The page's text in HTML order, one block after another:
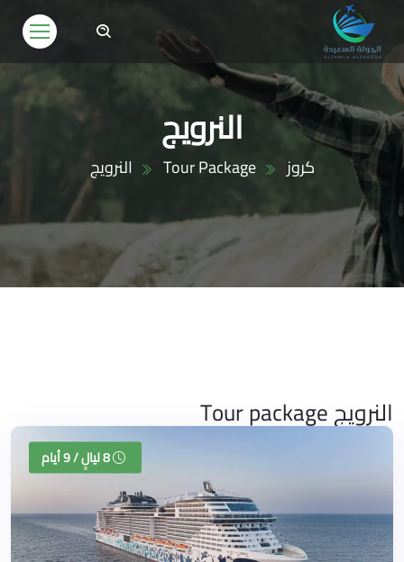
النرويج
كروز Tour Package النرويج
النرويج Tour package
8 ليالٍ / 9 أيام